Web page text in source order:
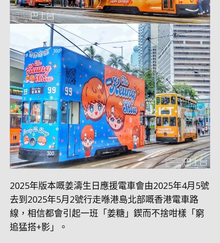
2025年版本嘅姜濤生日應援電車會由2025年4月5號
去到2025年5月2號行走喺港島北部嘅香港電車路
線，相信都會引起一班「姜糖」鍥而不捨咁樣「窮
追猛搭+影」。